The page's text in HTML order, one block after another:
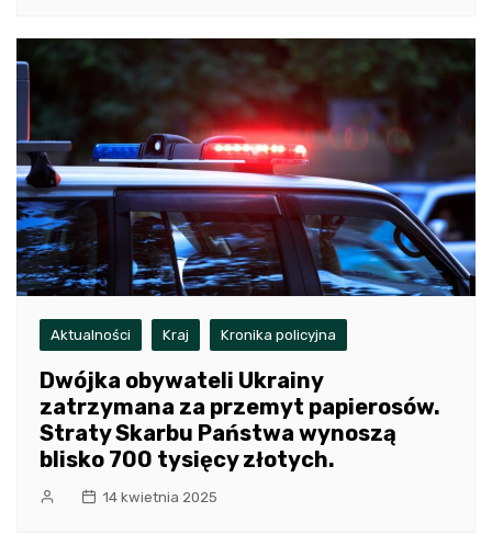
Aktualności Kraj Kronika policyjna
Dwójka obywateli Ukrainy
zatrzymana za przemyt papierosów.
Straty Skarbu Państwa wynoszą
blisko 700 tysięcy złotych.
14 kwietnia 2025